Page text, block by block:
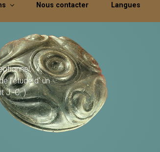
Nous contacter Langues
l'étude d' un
J.-C. ).